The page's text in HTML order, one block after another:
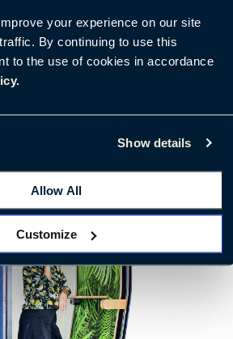
your experience on our site
By continuing to use this
to the use of cookies in accordance
Show details
Allow All
Customize